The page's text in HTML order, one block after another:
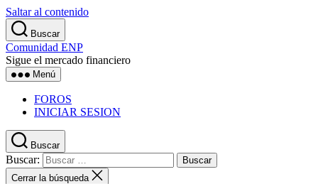
Saltar al contenido
Buscar
Comunidad ENP
Sigue el mercado financiero
Menú
FOROS
INICIAR SESION
Buscar
Buscar:
Cerrar la búsqueda